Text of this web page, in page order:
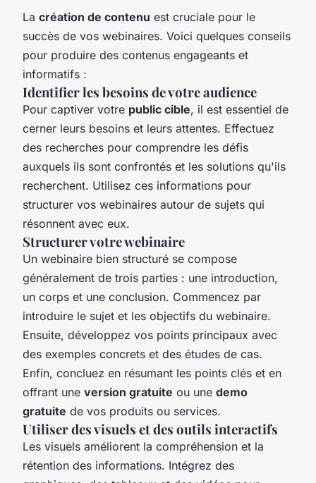
La création de contenu est cruciale pour le
succès de vos webinaires. Voici quelques conseils
pour produire des contenus engageants et
informatifs :
Identifier les besoins de votre audience
Pour captiver votre public cible, il est essentiel de
cerner leurs besoins et leurs attentes. Effectuez
des recherches pour comprendre les défis
auxquels ils sont confrontés et les solutions qu'ils
recherchent. Utilisez ces informations pour
structurer vos webinaires autour de sujets qui
résonnent avec eux.
Structurer votre webinaire
Un webinaire bien structuré se compose
généralement de trois parties : une introduction,
un corps et une conclusion. Commencez par
introduire le sujet et les objectifs du webinaire.
Ensuite, développez vos points principaux avec
des exemples concrets et des études de cas.
Enfin, concluez en résumant les points clés et en
offrant une version gratuite ou une demo
gratuite de vos produits ou services.
Utiliser des visuels et des outils interactifs
Les visuels améliorent la compréhension et la
rétention des informations. Intégrez des